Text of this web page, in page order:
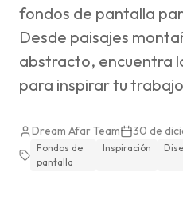
fondos de pantalla
Desde paisajes
abstracto, encuentra
para inspirar tu
Dream Afar Team 30 de
Fondos de
pantalla
Inspiración